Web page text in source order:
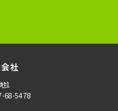
1
68-5478